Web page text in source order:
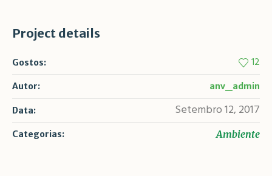
Project details
Gostos: 12
Autor: anv_admin
Data: Setembro 12, 2017
Categorias: Ambiente